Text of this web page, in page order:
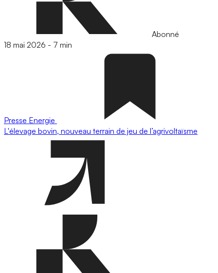
Abonné
18 mai 2026 - 7 min
Presse Energie
L'élevage bovin, nouveau terrain de jeu de l’agrivoltaïsme